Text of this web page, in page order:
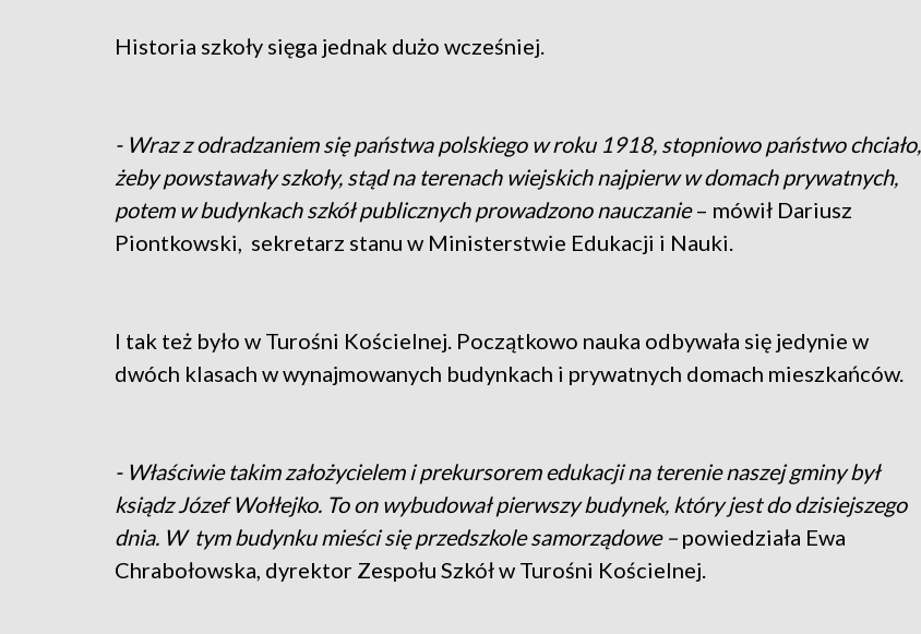
Historia szkoły sięga jednak dużo wcześniej.
- Wraz z odradzaniem się państwa polskiego w roku 1918, stopniowo państwo chciało,
żeby powstawały szkoły, stąd na terenach wiejskich najpierw w domach prywatnych,
potem w budynkach szkół publicznych prowadzono nauczanie– mówił Dariusz
Piontkowski, sekretarz stanu w Ministerstwie Edukacji i Nauki.
I tak też było w Turośni Kościelnej. Początkowo nauka odbywała się jedynie w
dwóch klasach w wynajmowanych budynkach i prywatnych domach mieszkańców.
- Właściwie takim założycielem i prekursorem edukacji na terenie naszej gminy był
ksiądz Józef Wołłejko. To on wybudował pierwszy budynek, który jest do dzisiejszego
dnia. W tym budynku mieści się przedszkole samorządowe – powiedziała Ewa
Chrabołowska, dyrektor Zespołu Szkół w Turośni Kościelnej.